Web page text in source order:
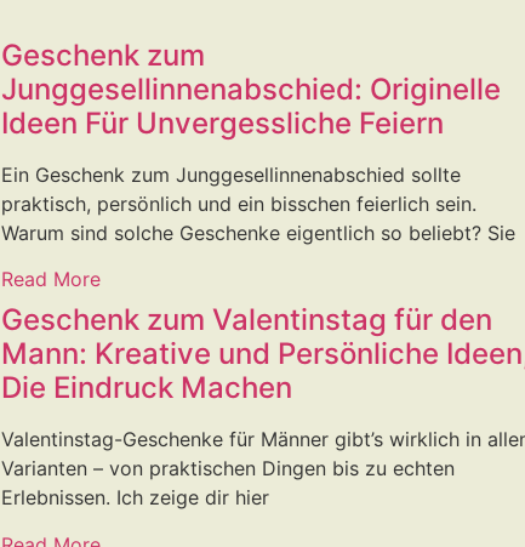
Geschenk zum
Junggesellinnenabschied: Originelle
Ideen Für Unvergessliche Feiern
Ein Geschenk zum Junggesellinnenabschied sollte
praktisch, persönlich und ein bisschen feierlich sein.
Warum sind solche Geschenke eigentlich so beliebt? Sie
Read More
Geschenk zum Valentinstag für den
Mann: Kreative und Persönliche
Die Eindruck Machen
Valentinstag-Geschenke für Männer gibt’s wirklich in
Varianten – von praktischen Dingen bis zu echten
Erlebnissen. Ich zeige dir hier